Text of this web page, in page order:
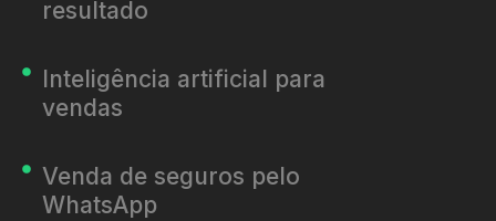
resultado
Inteligência artificial para
vendas
Venda de seguros pelo
WhatsApp